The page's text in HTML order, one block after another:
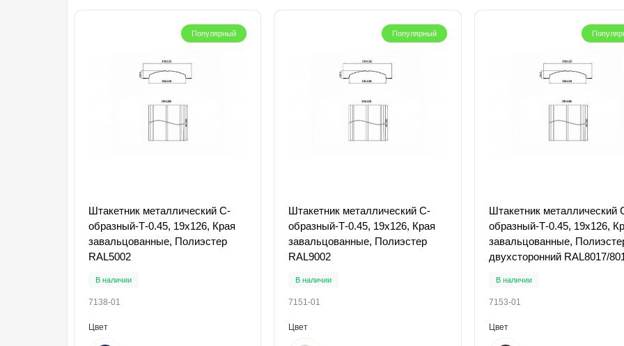
Популярный
Штакетник металлический С-
образный-Т-0.45, 19х126, Края
завальцованные, Полиэстер
RAL5002
В наличии
7138-01
Цвет
Популярный
Штакетник металлический С-
образный-Т-0.45, 19х126, Края
завальцованные, Полиэстер
RAL9002
В наличии
7151-01
Цвет
Штакетник металлический
образный-Т-0.45, 19х126,
завальцованные,
двухсторонний RAL8017/
В наличии
7153-01
Цвет